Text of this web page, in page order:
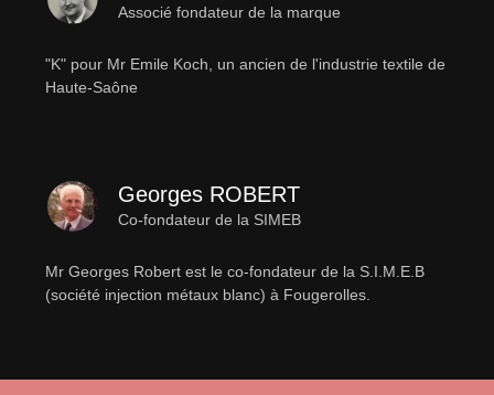
Associé fondateur de la marque
"K" pour Mr Emile Koch, un ancien de l'industrie textile de
Haute-Saône
Georges ROBERT
Co-fondateur de la SIMEB
Mr Georges Robert est le co-fondateur de la S.I.M.E.B
(société injection métaux blanc) à Fougerolles.